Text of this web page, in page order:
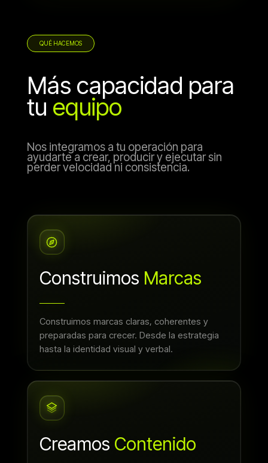
QUÉ HACEMOS
Más capacidad para
tu equipo
Nos integramos a tu operación para
ayudarte a crear, producir y ejecutar sin
perder velocidad ni consistencia.
Construimos Marcas
Construimos marcas claras, coherentes y
preparadas para crecer. Desde la estrategia
hasta la identidad visual y verbal.
Creamos Contenido